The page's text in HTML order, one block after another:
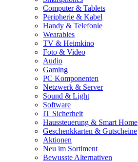
Computer & Tablets
Peripherie & Kabel
Handy & Telefonie
Wearables
TV & Heimkino
Foto & Video
Audio
Gaming
PC Komponenten
Netzwerk & Server
Sound & Light
Software
IT Sicherheit
Haussteuerung & Smart Home
Geschenkkarten & Gutscheine
Aktionen
Neu im Sortiment
Bewusste Alternativen